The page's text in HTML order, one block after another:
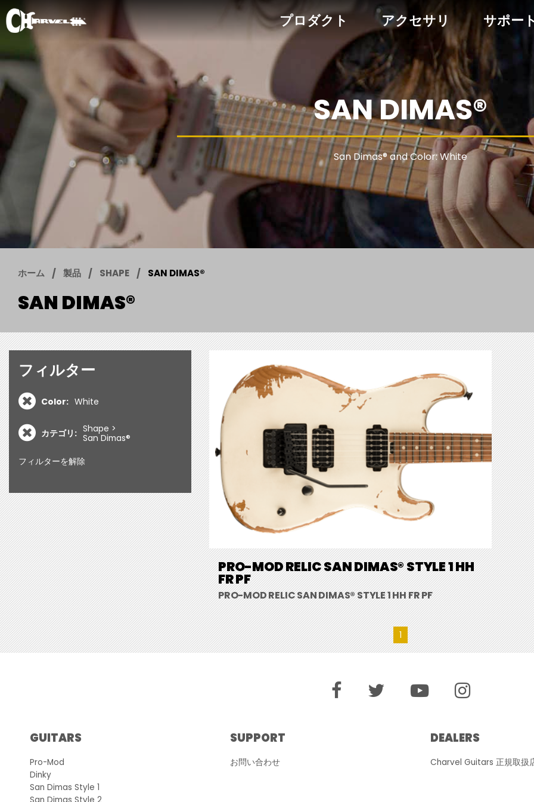
プロダクト アクセサリ サポー
SAN DIMAS®
San Dimas® and Color: White
ホーム 製品 SHAPE SAN DIMAS®
SAN DIMAS®
フィルター
Color: White
カテゴリ: Shape
San Dimas®
フィルターを解除
PRO-MOD RELIC SAN DIMAS® STYLE 1 HH
FR PF
PRO-MOD RELIC SAN DIMAS® STYLE 1 HH FR PF
1
GUITARS
Pro-Mod
Dinky
San Dimas Style 1
SUPPORT
お問い合わせ
DEALERS
Charvel Guitars 正規取扱